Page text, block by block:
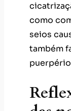
também
das